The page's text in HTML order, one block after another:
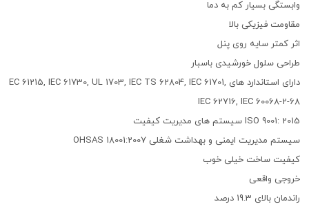
وابستگی بسیار کم به دما
مقاومت فیزیکی بالا
اثر کمتر سایه روی پنل
طراحی سلول خورشیدی باسبار
دارای استاندارد های EC 61215, IEC 61730, UL 1703, IEC TS 62804, IEC 61701,
IEC 62716, IEC 60068-2-68
ISO 9001: 2015 سیستم های مدیریت کیفیت
سیستم مدیریت ایمنی و بهداشت شغلی OHSAS 18001:2007
کیفیت ساخت خیلی خوب
خروجی واقعی
راندمان بالای 19.3 درصد